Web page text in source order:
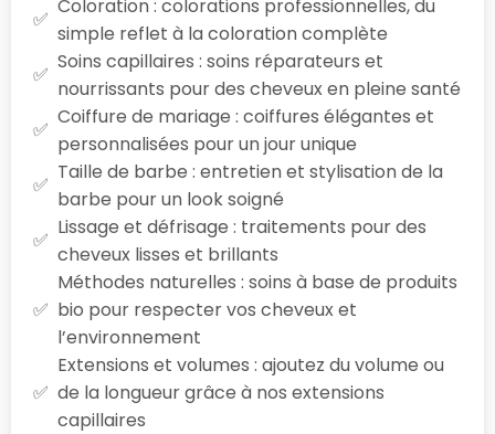
Coloration : colorations professionnelles, du
simple reflet à la coloration complète
Soins capillaires : soins réparateurs et
nourrissants pour des cheveux en pleine santé
Coiffure de mariage : coiffures élégantes et
personnalisées pour un jour unique
Taille de barbe : entretien et stylisation de la
barbe pour un look soigné
Lissage et défrisage : traitements pour des
cheveux lisses et brillants
Méthodes naturelles : soins à base de produits
bio pour respecter vos cheveux et
l’environnement
Extensions et volumes : ajoutez du volume ou
de la longueur grâce à nos extensions
capillaires